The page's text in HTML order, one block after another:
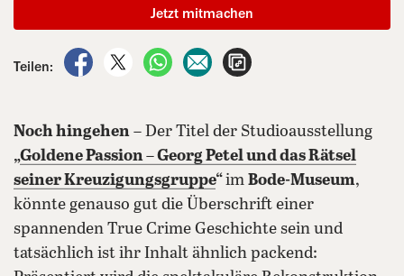
Teilen:
auf Facebook teilen
auf X teilenper WhatsApp teilen
per E-Mail teilen
Jetzt mitmachen
Noch hingehen – Der Titel der Studioausstellung
„Goldene Passion–Georg Petel und das Rätsel
seiner Kreuzigungsgruppe“im Bode-Museum,
könnte genauso gut die Überschrift einer
spannenden True Crime Geschichte sein und
tatsächlich ist ihr Inhalt ähnlich packend: